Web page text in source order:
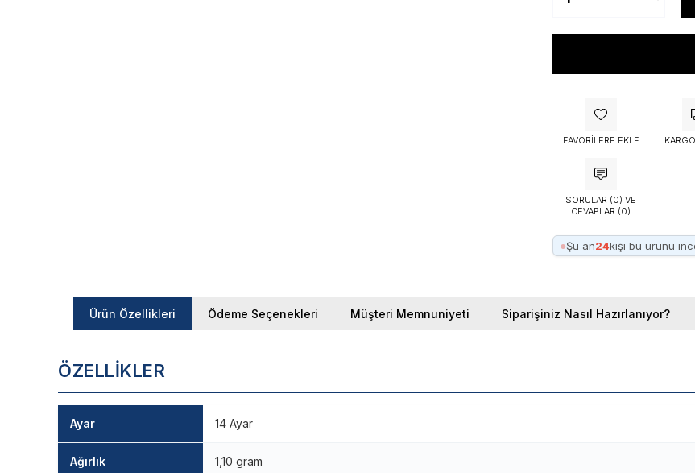
FAVORILERE EKLE
SORULAR (0) VE
CEVAPLAR (0)
●Şu an24kişi bu ürünü
Ürün Özellikleri Ödeme Seçenekleri Müşteri Memnuniyeti Siparişiniz Nasıl Hazırlanıyor?
ÖZELLIKLER
Ayar 14 Ayar
Ağırlık 1,10 gram